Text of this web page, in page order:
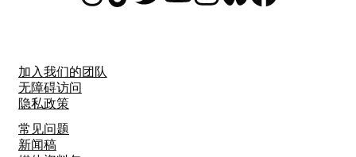
加入我们的团队
无障碍访问
隐私政策
常见问题
新闻稿